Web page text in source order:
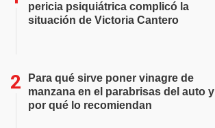
pericia psiquiátrica complicó la
situación de Victoria Cantero
Para qué sirve poner vinagre de
manzana en el parabrisas del auto y
por qué lo recomiendan